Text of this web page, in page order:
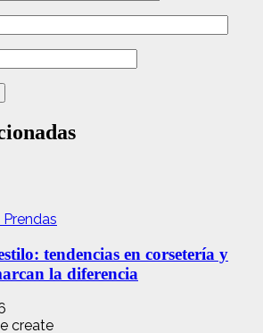
tendencias en corsetería y
la diferencia